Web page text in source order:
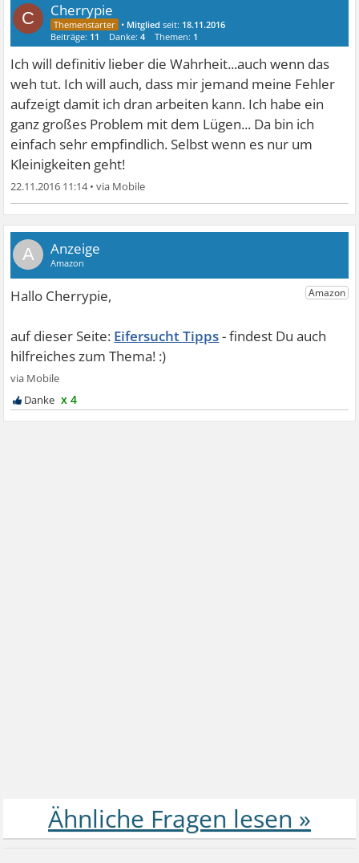
C Cherrypie
• Mitglied seit: 18.11.2016
Beiträge: 11 Danke:4 Themen: 1
Ich will definitiv lieber die Wahrheit...auch wenn das
weh tut. Ich will auch, dass mir jemand meine Fehler
aufzeigt damit ich dran arbeiten kann. Ich habe ein
ganz großes Problem mit dem Lügen... Da bin ich
einfach sehr empfindlich. Selbst wenn es nur um
Kleinigkeiten geht!
22.11.2016 11:14•
A
Eifersucht Tipps
x 4